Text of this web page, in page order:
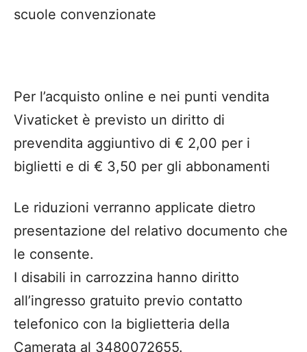
scuole convenzionate
Per l’acquisto online e nei punti vendita
Vivaticket è previsto un diritto di
prevendita aggiuntivo di € 2,00 per i
biglietti e di € 3,50 per gli abbonamenti
Le riduzioni verranno applicate dietro
presentazione del relativo documento che
le consente.
I disabili in carrozzina hanno diritto
all’ingresso gratuito previo contatto
telefonico con la biglietteria della
Camerata al 3480072655.